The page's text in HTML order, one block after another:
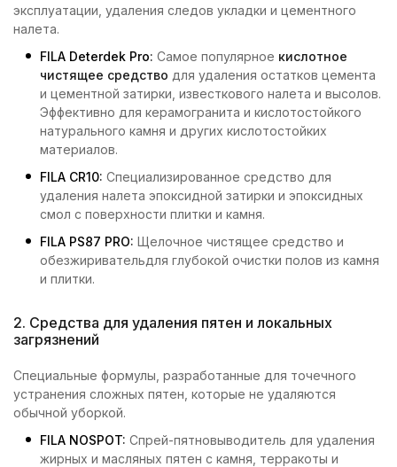
эксплуатации, удаления следов укладки и цементного
налета.
FILA Deterdek Pro: Самое популярное кислотное
чистящее средство для удаления остатков цемента
и цементной затирки, известкового налета и высолов.
Эффективно для керамогранита и кислотостойкого
натурального камня и других кислотостойких
материалов.
FILA CR10: Специализированное средство для
удаления налета эпоксидной затирки и эпоксидных
смол с поверхности плитки и камня.
FILA PS87 PRO: Щелочное чистящее средство и
обезжиривательдля глубокой очистки полов из камня
и плитки.
2. Средства для удаления пятен и локальных
загрязнений
Специальные формулы, разработанные для точечного
устранения сложных пятен, которые не удаляются
обычной уборкой.
FILA NOSPOT: Спрей-пятновыводитель для удаления
жирных и масляных пятен с камня, терракоты и